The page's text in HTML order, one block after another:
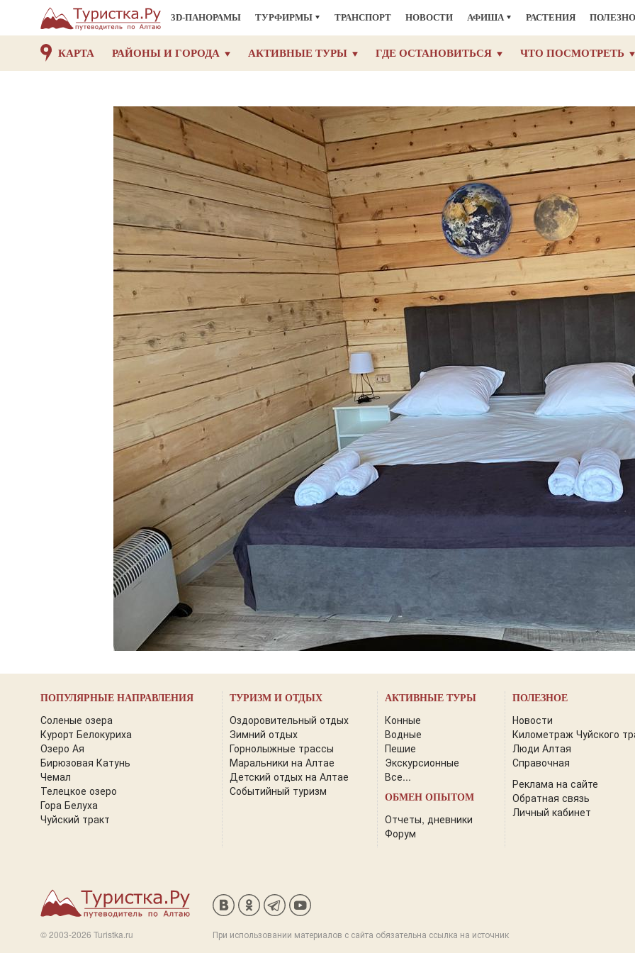
3D-ПАНОРАМЫ ТУРФИРМЫ ТРАНСПОРТ НОВОСТИ АФИША РАСТЕНИЯ
КАРТА РАЙОНЫ И ГОРОДА АКТИВНЫЕ ТУРЫ ГДЕ ОСТАНОВИТЬСЯ ЧТО ПОСМОТРЕТЬ
ПОПУЛЯРНЫЕ НАПРАВЛЕНИЯ
Соленые озера
Курорт Белокуриха
Озеро Ая
Бирюзовая Катунь
Чемал
Телецкое озеро
Гора Белуха
Чуйский тракт
ТУРИЗМ И ОТДЫХ
Оздоровительный отдых
Зимний отдых
Горнолыжные трассы
Маральники на Алтае
Детский отдых на Алтае
Событийный туризм
АКТИВНЫЕ ТУРЫ
Конные
Водные
Пешие
Экскурсионные
Все...
ОБМЕН ОПЫТОМ
Отчеты, дневники
Форум
ПОЛЕЗНОЕ
Новости
Километраж Чуйского
Люди Алтая
Справочная
Реклама на сайте
Обратная связь
Личный кабинет
© 2003-2026 Turistka.ru При использовании материалов с сайта обязательна ссылка на источник